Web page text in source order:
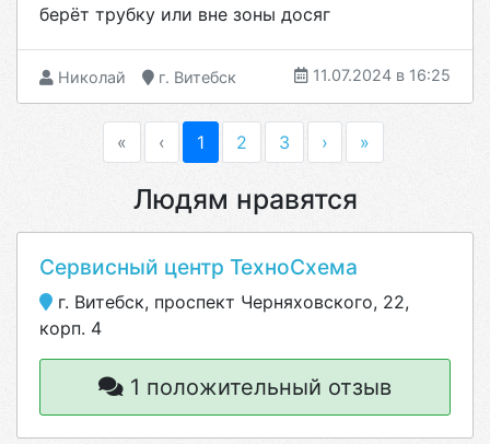
берёт трубку или вне зоны досяг
Николай г. Витебск 11.07.2024 в 16:25
« ‹ 1 2 3 › »
Людям нравятся
Сервисный центр ТехноСхема
г. Витебск, проспект Черняховского, 22,
корп. 4
1 положительный отзыв